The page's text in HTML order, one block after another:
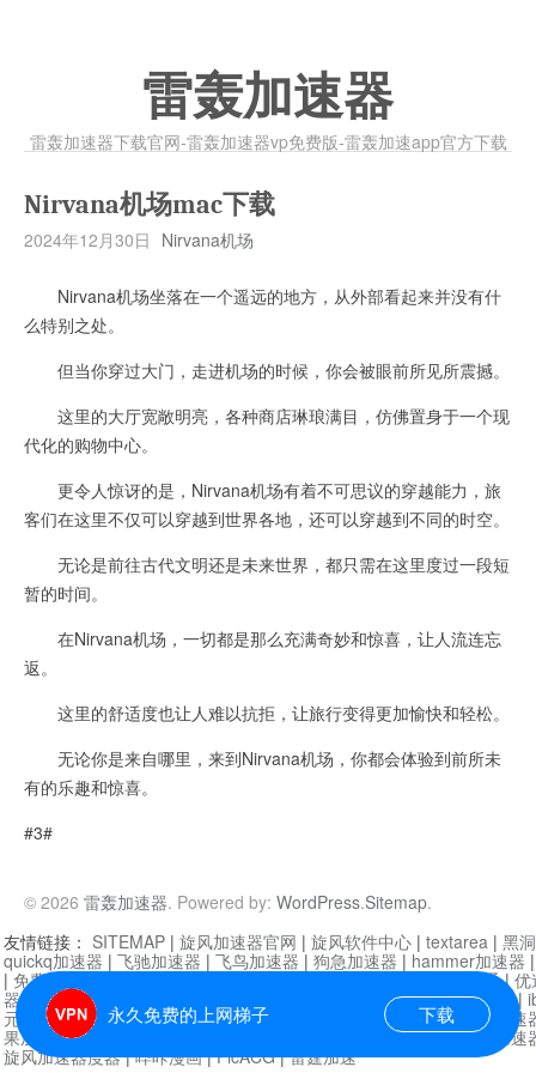
雷轰加速器
雷轰加速器下载官网-雷轰加速器vp免费版-雷轰加速app官方下载
Nirvana机场mac下载
2024年12月30日 Nirvana机场
Nirvana机场坐落在一个遥远的地方，从外部看起来并没有什
么特别之处。
但当你穿过大门，走进机场的时候，你会被眼前所见所震撼。
这里的大厅宽敞明亮，各种商店琳琅满目，仿佛置身于一个现
代化的购物中心。
更令人惊讶的是，Nirvana机场有着不可思议的穿越能力，旅
客们在这里不仅可以穿越到世界各地，还可以穿越到不同的时空。
无论是前往古代文明还是未来世界，都只需在这里度过一段短
暂的时间。
在Nirvana机场，一切都是那么充满奇妙和惊喜，让人流连忘
返。
这里的舒适度也让人难以抗拒，让旅行变得更加愉快和轻松。
无论你是来自哪里，来到Nirvana机场，你都会体验到前所未
有的乐趣和惊喜。
#3#
© 2026 雷轰加速器. Powered by: WordPress.Sitemap.
永久免费的上网梯子 下载
友情链接： SITEMAP | 旋风加速器官网 | 旋风软件中心 | textarea | 黑
quickq加速器 | 飞驰加速器 | 飞鸟加速器 | 狗急加速器 | hammer加速器
| 免费vqn加速外网 迷雾通|优
器| 快柠檬加速器 快橙加速器|anycast加速器 |
元机场加速器 |一元机场|老王加速器 | 白石山|
小牛加速
果加速器|黑洞加速 海鸥加速器|芒果加速
旋风加速器度器|哔咔漫画|PicACG|雷霆加速